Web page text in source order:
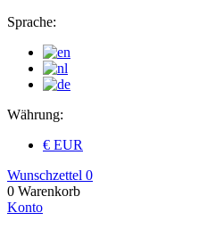
Sprache:
Währung:
€ EUR
Wunschzettel 0
0 Warenkorb
Konto